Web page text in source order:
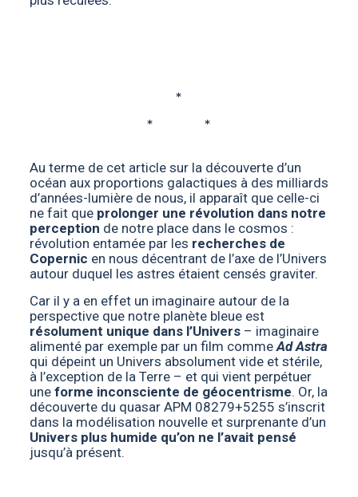
*
* *
Au terme de cet article sur la découverte d’un
océan aux proportions galactiques à des milliards
d’années-lumière de nous, il apparaît que celle-ci
ne fait que prolonger une révolution dans notre
perception de notre place dans le cosmos :
révolution entamée par les recherches de
Copernic en nous décentrant de l’axe de l’Univers
autour duquel les astres étaient censés graviter.
Car il y a en effet un imaginaire autour de la
perspective que notre planète bleue est
résolument unique dans l’Univers– imaginaire
alimenté par exemple par un film comme Ad Astra
qui dépeint un Univers absolument vide et stérile,
à l’exception de la Terre – et qui vient perpétuer
une forme inconsciente de géocentrisme. Or, la
découverte du quasar APM 08279+5255 s’inscrit
dans la modélisation nouvelle et surprenante d’un
Univers plus humide qu’on ne l’avait pensé
jusqu’à présent.